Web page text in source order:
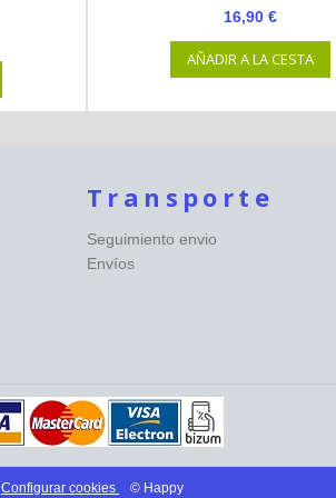
16,90 €
AÑADIR A LA CESTA
Transporte
Seguimiento envio
Envíos
Configurar cookies © Happy